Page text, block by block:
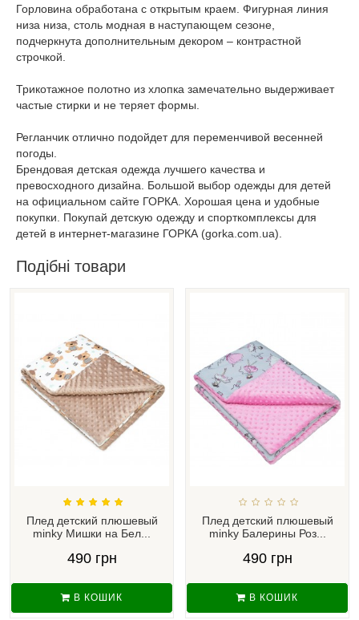
Горловина обработана с открытым краем. Фигурная линия
низа низа, столь модная в наступающем сезоне,
подчеркнута дополнительным декором – контрастной
строчкой.
Трикотажное полотно из хлопка замечательно выдерживает
частые стирки и не теряет формы.
Регланчик отлично подойдет для переменчивой весенней
погоды.
Брендовая детская одежда лучшего качества и
превосходного дизайна. Большой выбор одежды для детей
на официальном сайте ГОРКА. Хорошая цена и удобные
покупки. Покупай детскую одежду и спорткомплексы для
детей в интернет-магазине ГОРКА (gorka.com.ua).
Подібні товари
Плед детский плюшевый
minky Мишки на Бел...
490 грн
В КОШИК
Плед детский плюшевый
minky Балерины Роз...
490 грн
В КОШИК